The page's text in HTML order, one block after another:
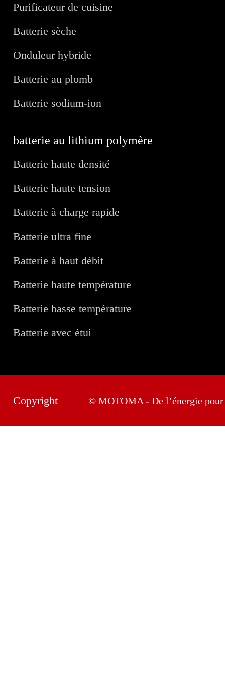
Purificateur de cuisine
Batterie sèche
Onduleur hybride
Batterie au plomb
Batterie sodium-ion
batterie au lithium polymère
Batterie haute densité
Batterie haute tension
Batterie à charge rapide
Batterie ultra fine
Batterie à haut débit
Batterie haute température
Batterie basse température
Batterie avec étui
Copyright © MOTOMA - De l’énergie